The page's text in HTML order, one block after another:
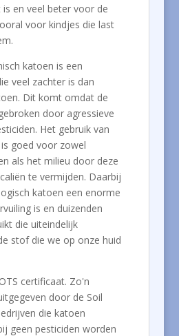
en veel beter voor de
voor kindjes die last
katoen is een
veel zachter is dan
Dit komt omdat de
door agressieve
Het gebruik van
goed voor zowel
als het milieu door deze
te vermijden. Daarbij
katoen een enorme
is en duizenden
die uiteindelijk
stof die we op onze huid
certificaat. Zo'n
door de Soil
die katoen
geen pesticiden worden